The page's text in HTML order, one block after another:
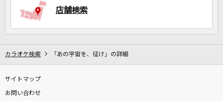
店舗検索
カラオケ検索 「あの宇宙を、征け」の詳細
サイトマップ
お問い合わせ